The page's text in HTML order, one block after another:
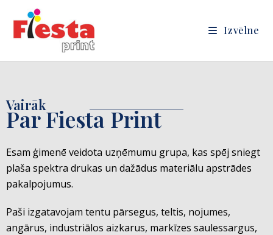
Izvēlne
Vairāk
Par Fiesta Print
Esam ģimenē veidota uzņēmumu grupa, kas spēj sniegt
plaša spektra drukas un dažādus materiālu apstrādes
pakalpojumus.
Paši izgatavojam tentu pārsegus, teltis, nojumes,
angārus, industriālos aizkarus, markīzes saulessargus,